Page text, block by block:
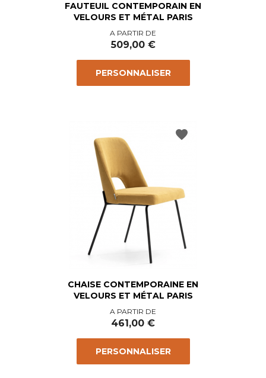
FAUTEUIL CONTEMPORAIN EN
VELOURS ET MÉTAL PARIS
Prix
A PARTIR DE
509,00 €
PERSONNALISER
CHAISE CONTEMPORAINE EN
VELOURS ET MÉTAL PARIS
Prix
A PARTIR DE
461,00 €
PERSONNALISER
favorite